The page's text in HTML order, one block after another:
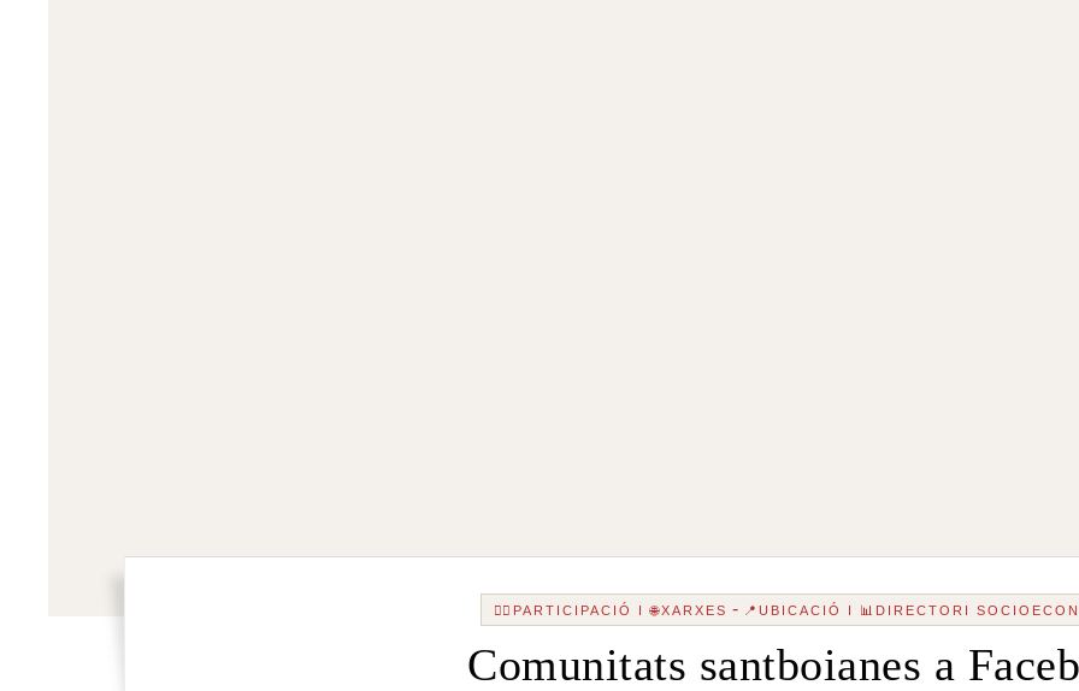
🙋‍♀️PARTICIPACIÓ I 🌐XARXES - 📍UBICACIÓ I 📊DIRECTORI
Comunitats santboianes a